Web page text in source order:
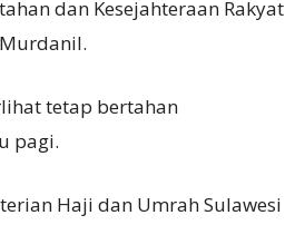
dan Kesejahteraan Rakyat
tetap bertahan
pagi.
Haji dan Umrah Sulawesi